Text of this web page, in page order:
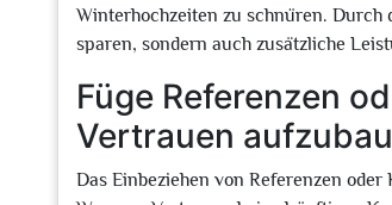
Winterhochzeiten zu schnüren. Durch
sparen, sondern auch zusätzliche
Füge Referenzen
Vertrauen
Das Einbeziehen von Referenzen